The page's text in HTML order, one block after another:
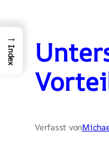
Verfasst von
→
Index